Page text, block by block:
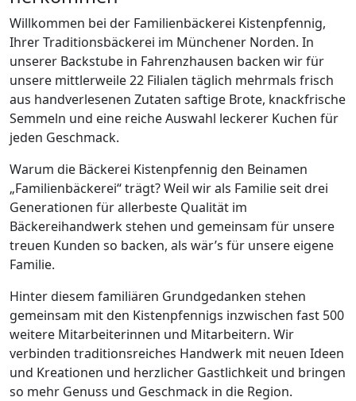
Willkommen bei der Familienbäckerei Kistenpfennig,
Ihrer Traditionsbäckerei im Münchener Norden. In
unserer Backstube in Fahrenzhausen backen wir für
unsere mittlerweile 22 Filialen täglich mehrmals frisch
aus handverlesenen Zutaten saftige Brote, knackfrische
Semmeln und eine reiche Auswahl leckerer Kuchen für
jeden Geschmack.
Warum die Bäckerei Kistenpfennig den Beinamen
„Familienbäckerei“ trägt? Weil wir als Familie seit drei
Generationen für allerbeste Qualität im
Bäckereihandwerk stehen und gemeinsam für unsere
treuen Kunden so backen, als wär’s für unsere eigene
Familie.
Hinter diesem familiären Grundgedanken stehen
gemeinsam mit den Kistenpfennigs inzwischen fast 500
weitere Mitarbeiterinnen und Mitarbeitern. Wir
verbinden traditionsreiches Handwerk mit neuen Ideen
und Kreationen und herzlicher Gastlichkeit und bringen
so mehr Genuss und Geschmack in die Region.